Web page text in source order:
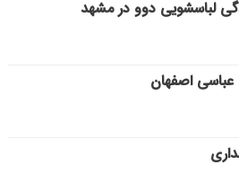
لباسشویی دوو در مشهد
اصفهان